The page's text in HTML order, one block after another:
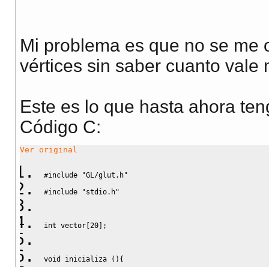
Mi problema es que no se me
vértices sin saber cuanto vale
Este es lo que hasta ahora
Código C:
Ver original
#include "GL/glut.h"
#include "stdio.h"
int vector [20] ;
void inicializa ( ) {